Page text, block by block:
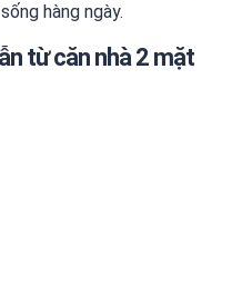
hàng ngày.
từ căn nhà 2 mặt